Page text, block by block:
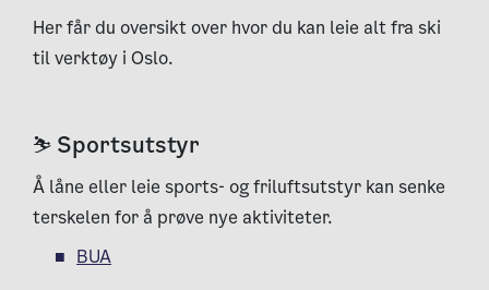
Her får du oversikt over hvor du kan leie alt fra ski
til verktøy i Oslo.
⛷ Sportsutstyr
Å låne eller leie sports- og friluftsutstyr kan senke
terskelen for å prøve nye aktiviteter.
BUA